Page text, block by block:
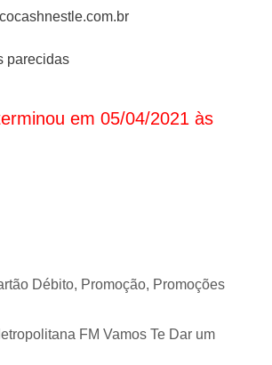
parecidas
em 05/04/2021 às
Débito, Promoção, Promoções
FM Vamos Te Dar um